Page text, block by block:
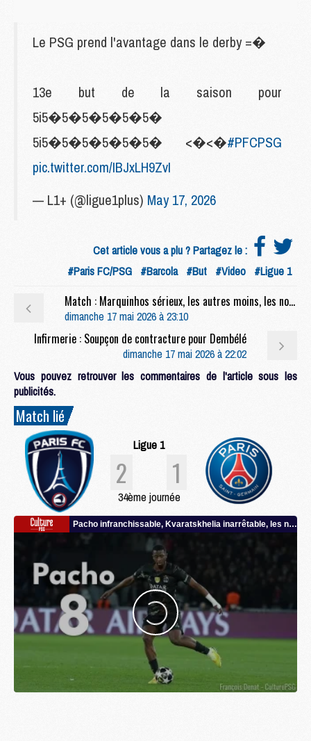
Le PSG prend l'avantage dans le derby =�
13e but de la saison pour
5i5�5�5�5�5�5�
5i5�5�5�5�5�5� <�<�#PFCPSG
pic.twitter.com/IBJxLH9ZvI
— L1+ (@ligue1plus) May 17, 2026
Cet article vous a plu ? Partagez le :
#Paris FC/PSG #Barcola #But #Video #Ligue 1
Match : Marquinhos sérieux, les autres moins, les notes de Paris FC/PSG (2-1)
dimanche 17 mai 2026 à 23:10
Infirmerie : Soupçon de contracture pour Dembélé
dimanche 17 mai 2026 à 22:02
Vous pouvez retrouver les commentaires de l'article sous les
publicités.
Match lié
Ligue 1
2 1
34ème journée